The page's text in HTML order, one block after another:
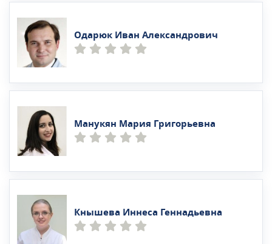
Одарюк Иван Александрович
Манукян Мария Григорьевна
Кнышева Иннеса Геннадьевна